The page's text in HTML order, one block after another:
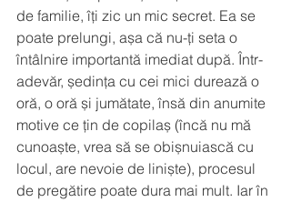
de familie, îți zic un mic secret. Ea se
poate prelungi, așa că nu-ți seta o
întâlnire importantă imediat după. Într-
adevăr, ședința cu cei mici durează o
oră, o oră și jumătate, însă din anumite
motive ce țin de copilaș (încă nu mă
cunoaște, vrea să se obișnuiască cu
locul, are nevoie de liniște), procesul
de pregătire poate dura mai mult. Iar în